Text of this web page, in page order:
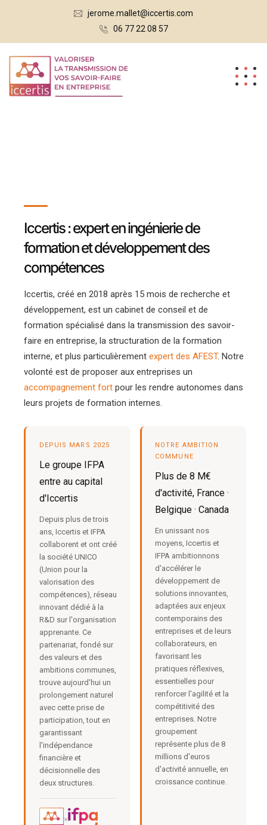
jerome.mallet@iccertis.com
06 77 22 08 57
Iccertis : expert en ingénierie de
formation et développement des
compétences
Iccertis, créé en 2018 après 15 mois de recherche et
développement, est un cabinet de conseil et de
formation spécialisé dans la transmission des savoir-
faire en entreprise, la structuration de la formation
interne, et plus particulièrement expert des AFEST. Notre
volonté est de proposer aux entreprises un
accompagnement fort pour les rendre autonomes dans
leurs projets de formation internes.
DEPUIS MARS 2025
Le groupe IFPA
entre au capital
d'Iccertis
Depuis plus de trois
ans, Iccertis et IFPA
collaborent et ont créé
la société UNICO
(Union pour la
valorisation des
compétences), réseau
innovant dédié à la
R&D sur l'organisation
apprenante. Ce
partenariat, fondé sur
des valeurs et des
ambitions communes,
trouve aujourd'hui un
prolongement naturel
avec cette prise de
participation, tout en
garantissant
l'indépendance
financière et
décisionnelle des
deux structures.
×
NOTRE AMBITION
COMMUNE
Plus de 8 M€
d'activité, France ·
Belgique · Canada
En unissant nos
moyens, Iccertis et
IFPA ambitionnons
d'accélérer le
développement de
solutions innovantes,
adaptées aux enjeux
contemporains des
entreprises et de leurs
collaborateurs, en
favorisant les
pratiques réflexives,
essentielles pour
renforcer l'agilité et la
compétitivité des
entreprises. Notre
groupement
représente plus de 8
millions d'euros
d'activité annuelle, en
croissance continue.